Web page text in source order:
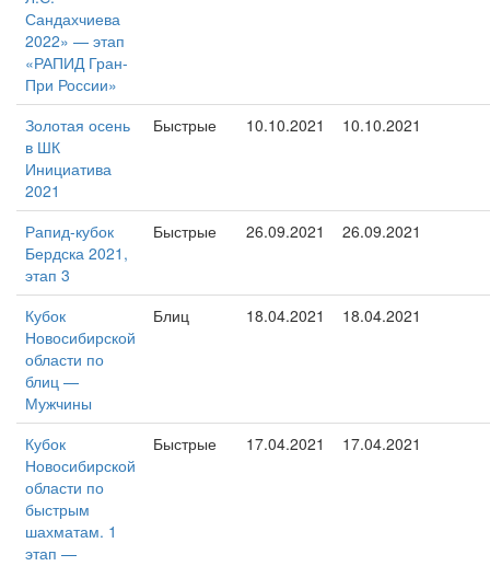
Сандахчиева
2022» — этап
«РАПИД Гран-
При России»
Золотая осень
в ШК
Инициатива
2021
Быстрые 10.10.2021 10.10.2021
Рапид-кубок
Бердска 2021,
этап 3
Быстрые 26.09.2021 26.09.2021
Кубок
Новосибирской
области по
блиц —
Мужчины
Блиц 18.04.2021 18.04.2021
Кубок
Новосибирской
области по
быстрым
шахматам. 1
этап —
Быстрые 17.04.2021 17.04.2021